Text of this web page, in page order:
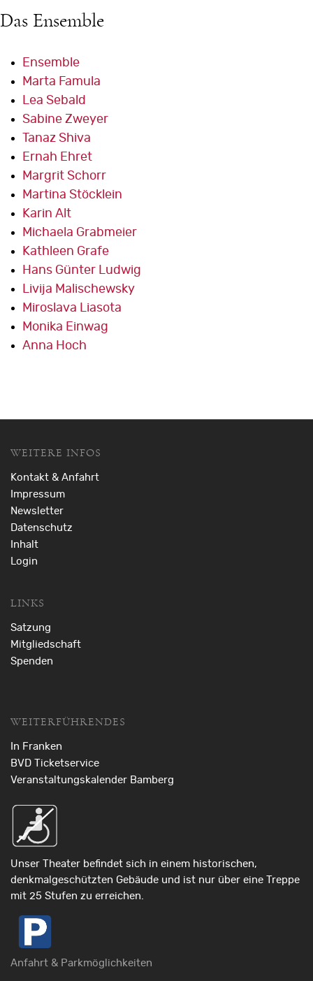
Das Ensemble
Ensemble
Marta Famula
Lea Sebald
Sabine Zweyer
Tanaz Shiva
Ernah Ehret
Margrit Schorr
Martina Stöcklein
Karin Alt
Michaela Grabmeier
Kathleen Grafe
Hans Günter Ludwig
Livija Malischewsky
Miroslava Liasota
Monika Einwag
Anna Hoch
WEITERE INFOS
Kontakt & Anfahrt
Impressum
Newsletter
Datenschutz
Inhalt
Login
LINKS
Satzung
Mitgliedschaft
Spenden
WEITERFÜHRENDES
In Franken
BVD Ticketservice
Veranstaltungskalender Bamberg
Unser Theater befindet sich in einem historischen,
denkmalgeschützten Gebäude und ist nur über eine Treppe
mit 25 Stufen zu erreichen.
Anfahrt & Parkmöglichkeiten